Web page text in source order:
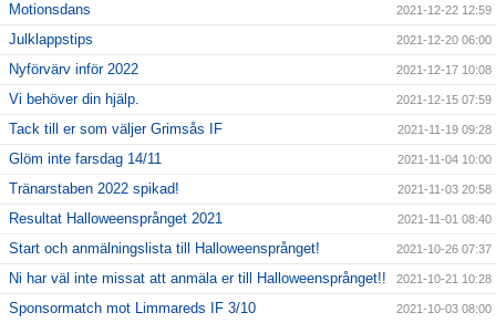
Motionsdans 2021-12-22 12:59
Julklappstips 2021-12-20 06:00
Nyförvärv inför 2022 2021-12-17 10:08
Vi behöver din hjälp. 2021-12-15 07:59
Tack till er som väljer Grimsås IF 2021-11-19 09:28
Glöm inte farsdag 14/11 2021-11-04 10:00
Tränarstaben 2022 spikad! 2021-11-03 20:58
Resultat Halloweensprånget 2021 2021-11-01 08:40
Start och anmälningslista till Halloweensprånget! 2021-10-26 07:37
Ni har väl inte missat att anmäla er till Halloweensprånget!! 2021-10-21 10:28
Sponsormatch mot Limmareds IF 3/10 2021-10-03 08:00